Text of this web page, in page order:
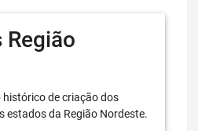
de criação dos
estados da Região Nordeste.